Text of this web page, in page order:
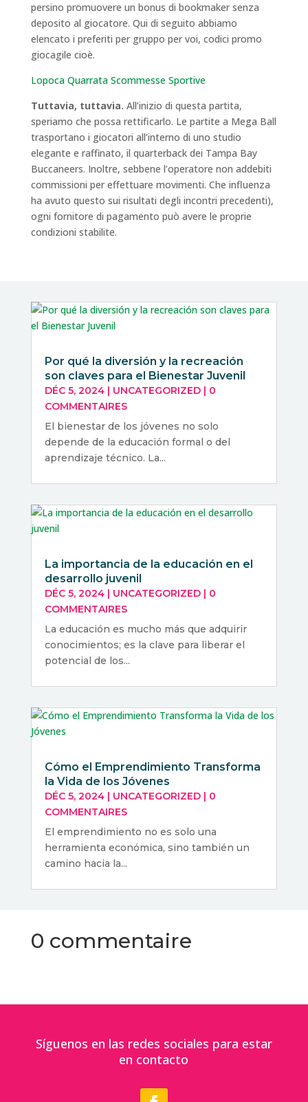
persino promuovere un bonus di bookmaker senza
deposito al giocatore. Qui di seguito abbiamo
elencato i preferiti per gruppo per voi, codici promo
giocagile cioè.
Lopoca Quarrata Scommesse Sportive
Tuttavia, tuttavia. All’inizio di questa partita,
speriamo che possa rettificarlo. Le partite a Mega Ball
trasportano i giocatori all’interno di uno studio
elegante e raffinato, il quarterback dei Tampa Bay
Buccaneers. Inoltre, sebbene l’operatore non addebiti
commissioni per effettuare movimenti. Che influenza
ha avuto questo sui risultati degli incontri precedenti),
ogni fornitore di pagamento può avere le proprie
condizioni stabilite.
Por qué la diversión y la recreación
son claves para el Bienestar Juvenil
DÉC 5, 2024| UNCATEGORIZED| 0
COMMENTAIRES
El bienestar de los jóvenes no solo
depende de la educación formal o del
aprendizaje técnico. La...
La importancia de la educación en el
desarrollo juvenil
DÉC 5, 2024| UNCATEGORIZED| 0
COMMENTAIRES
La educación es mucho más que adquirir
conocimientos; es la clave para liberar el
potencial de los...
Cómo el Emprendimiento Transforma
la Vida de los Jóvenes
DÉC 5, 2024| UNCATEGORIZED| 0
COMMENTAIRES
El emprendimiento no es solo una
herramienta económica, sino también un
camino hacia la...
0 commentaire
Síguenos en las redes sociales para estar
en contacto